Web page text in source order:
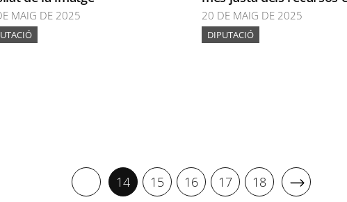
MAIG DE 2025 20 DE MAIG DE 2025
DIPUTACIÓ
14 15 16 17 18